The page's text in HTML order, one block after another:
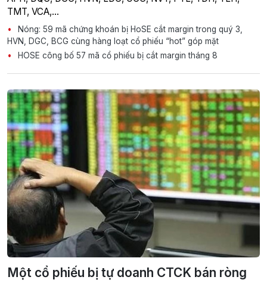
TMT, VCA,…
Nóng: 59 mã chứng khoán bị HoSE cắt margin trong quý 3,
HVN, DGC, BCG cùng hàng loạt cổ phiếu “hot” góp mặt
HOSE công bố 57 mã cổ phiếu bị cắt margin tháng 8
Một cổ phiếu bị tự doanh CTCK bán ròng